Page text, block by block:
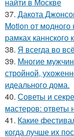
37. Дакота
Motion от
рамках каннского
38. Я всегда во
39. Многие
стройной,
идеального дома.
40. Советы и
мастеров:
41. Какие
когда лучше их